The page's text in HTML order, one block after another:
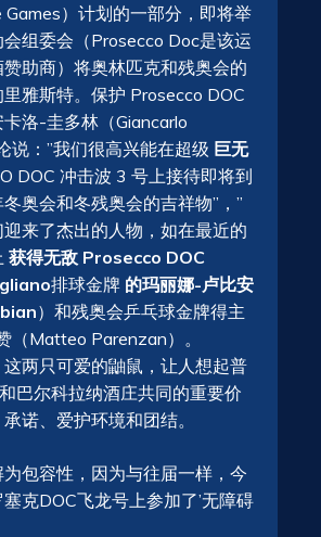
Games）计划的一部分，即将举
组委会（Prosecco Doc是该运
助商）将奥林匹克和残奥会的
雅斯特。保护 Prosecco DOC
洛-圭多林（Giancarlo
说：”我们很高兴能在超级 巨无
DOC 冲击波 3 号上接待即将到
奥会和冬残奥会的吉祥物”，”
来了杰出的人物，如在最近的
获得无敌 Prosecco DOC
排球金牌 的玛丽娜-卢比安
）和残奥会乒乓球金牌得主
（Matteo Parenzan）。
两只可爱的鼬鼠，让人想起普
巴尔科拉纳酒庄共同的重要价
诺、爱护环境和团结。
包容性，因为与往届一样，今
克DOC飞龙号上参加了’无障碍